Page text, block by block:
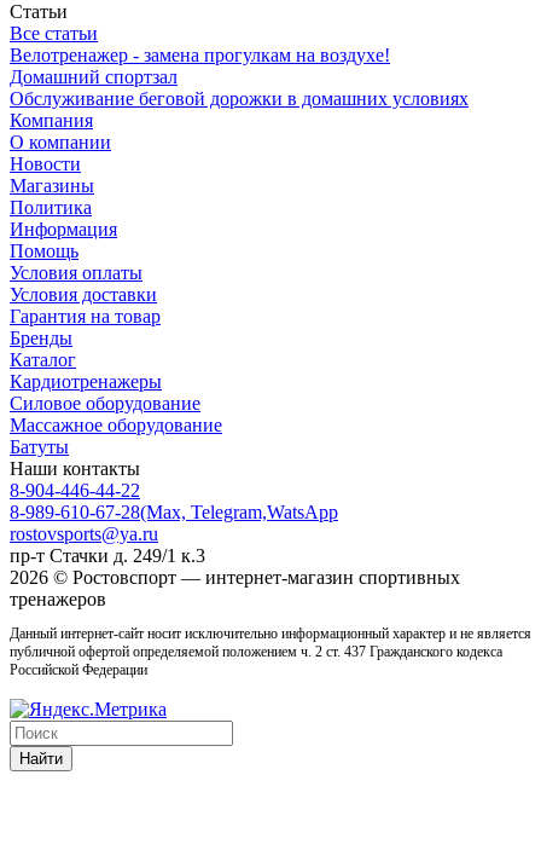
Статьи
Все статьи
Велотренажер - замена прогулкам на воздухе!
Домашний спортзал
Обслуживание беговой дорожки в домашних условиях
Компания
О компании
Новости
Магазины
Политика
Информация
Помощь
Условия оплаты
Условия доставки
Гарантия на товар
Бренды
Каталог
Кардиотренажеры
Силовое оборудование
Массажное оборудование
Батуты
Наши контакты
8-904-446-44-22
8-989-610-67-28(Max, Telegram,WatsApp
rostovsports@ya.ru
пр-т Стачки д. 249/1 к.3
2026 © Ростовcпорт — интернет-магазин спортивных
тренажеров
Данный интернет-сайт носит исключительно информационный характер и не является
публичной офертой определяемой положением ч. 2 ст. 437 Гражданского кодекса
Российской Федерации
Найти